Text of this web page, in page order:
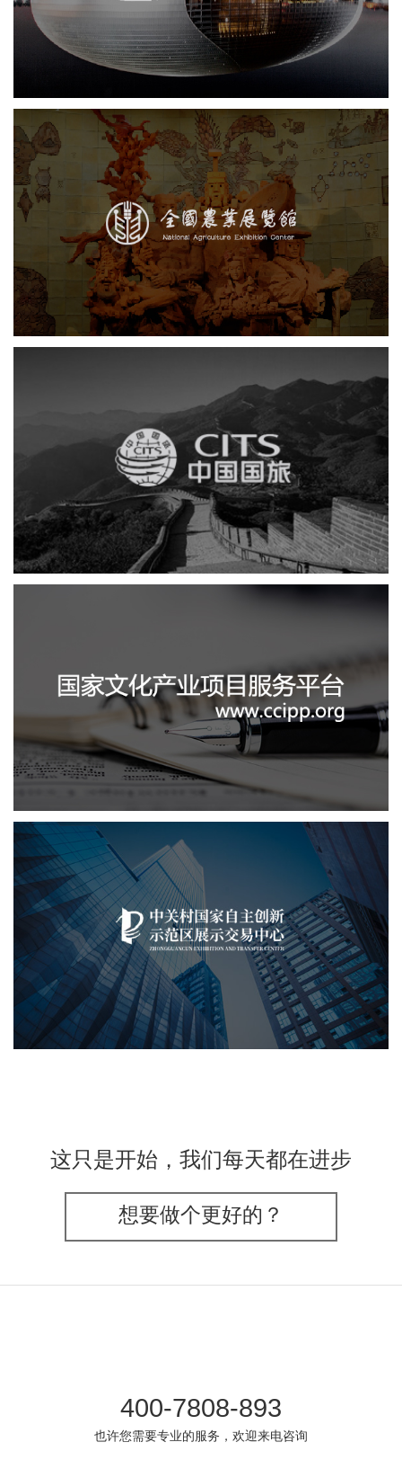
剧院 文化艺术 智慧展馆 展馆网站建设
农业展览馆
展览馆 文化艺术 智慧展馆 展馆网站建设
中国国旅
电商网站 网站建设
国家文化项目产业平台
文化艺术 IT平台整体解决方案
系统开发
业务系统
中关村国家自主展示中心
文化艺术 展示中心 智慧展馆 展馆网站建设
这只是开始，我们每天都在进步
想要做个更好的？
400-7808-893
也许您需要专业的服务，欢迎来电咨询